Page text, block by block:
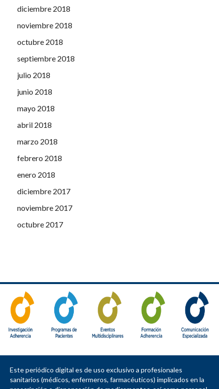
diciembre 2018
noviembre 2018
octubre 2018
septiembre 2018
julio 2018
junio 2018
mayo 2018
abril 2018
marzo 2018
febrero 2018
enero 2018
diciembre 2017
noviembre 2017
octubre 2017
Este periódico digital es de uso exclusivo a profesionales
sanitarios (médicos, enfermeros, farmacéuticos) implicados en la